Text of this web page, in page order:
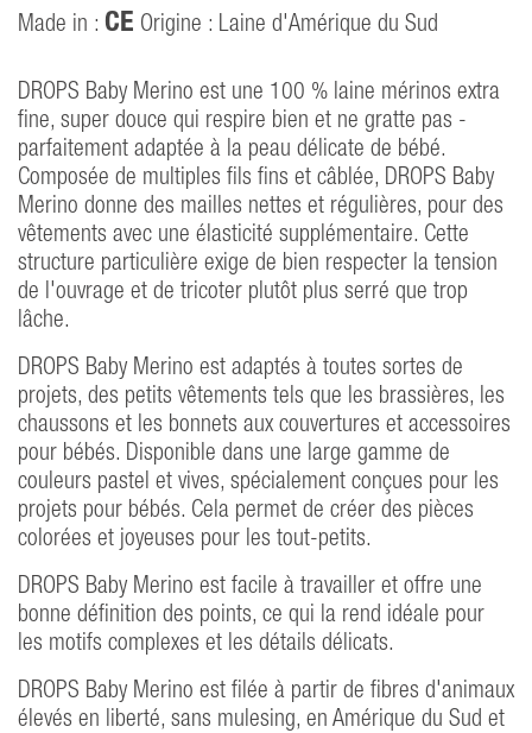
Made in : CE Origine : Laine d'Amérique du Sud
DROPS Baby Merino est une 100 % laine mérinos extra
fine, super douce qui respire bien et ne gratte pas -
parfaitement adaptée à la peau délicate de bébé.
Composée de multiples fils fins et câblée, DROPS Baby
Merino donne des mailles nettes et régulières, pour des
vêtements avec une élasticité supplémentaire. Cette
structure particulière exige de bien respecter la tension
de l'ouvrage et de tricoter plutôt plus serré que trop
lâche.
DROPS Baby Merino est adaptés à toutes sortes de
projets, des petits vêtements tels que les brassières, les
chaussons et les bonnets aux couvertures et accessoires
pour bébés. Disponible dans une large gamme de
couleurs pastel et vives, spécialement conçues pour les
projets pour bébés. Cela permet de créer des pièces
colorées et joyeuses pour les tout-petits.
DROPS Baby Merino est facile à travailler et offre une
bonne définition des points, ce qui la rend idéale pour
les motifs complexes et les détails délicats.
DROPS Baby Merino est filée à partir de fibres d'animaux
élevés en liberté, sans mulesing, en Amérique du Sud et